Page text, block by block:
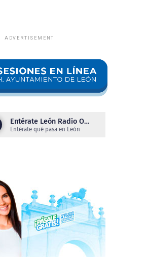
ADVERTISEMENT